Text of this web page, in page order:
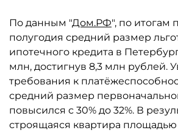
По данным "Дом.РФ", по итогам
полугодия средний размер
ипотечного кредита в
млн, достигнув 8,3 млн рублей.
требования к
средний размер
повысился с 30% до 32%. В
строящаяся квартира